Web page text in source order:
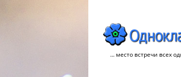
... место встречи всех